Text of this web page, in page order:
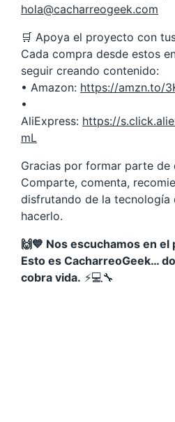
hola@cacharreogeek.com
🛒 Apoya el proyecto con
Cada compra desde estos
seguir creando contenido:
• Amazon: https://amzn.to/
•
AliExpress: https://
mL
Gracias por formar parte de
Comparte, comenta,
disfrutando de la tecnología
hacerlo.
🙌💙 Nos escuchamos en
Esto es CacharreoGeek…
cobra vida. ⚡💻🔧